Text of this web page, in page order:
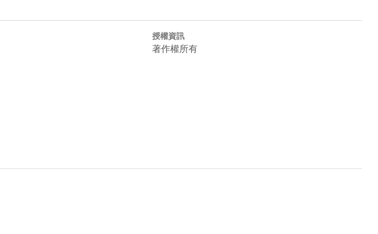
授權資訊
著作權所有